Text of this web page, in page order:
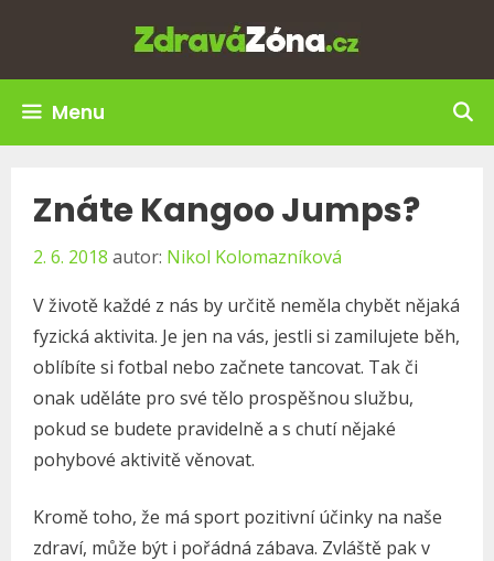
obsah
Menu
Znáte Kangoo Jumps?
2. 6. 2018 autor: Nikol Kolomazníková
V životě každé z nás by určitě neměla chybět nějaká
fyzická aktivita. Je jen na vás, jestli si zamilujete běh,
oblíbíte si fotbal nebo začnete tancovat. Tak či
onak uděláte pro své tělo prospěšnou službu,
pokud se budete pravidelně a s chutí nějaké
pohybové aktivitě věnovat.
Kromě toho, že má sport pozitivní účinky na naše
zdraví, může být i pořádná zábava. Zvláště pak v